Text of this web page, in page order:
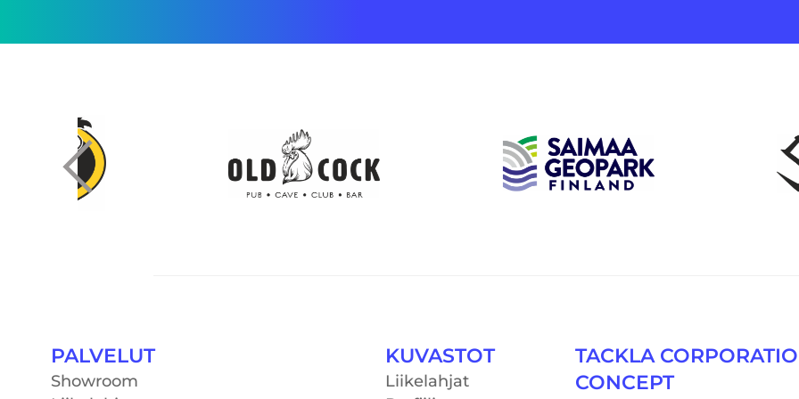
PALVELUT
Showroom
KUVASTOT
Liikelahjat
TACKLA
CONCEPT